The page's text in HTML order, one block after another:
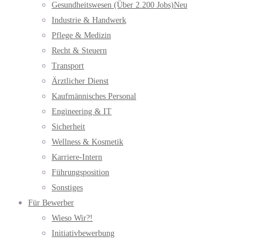
Gesundheitswesen (über 2.200 Jobs)Neu
Industrie & Handwerk
Pflege & Medizin
Recht & Steuern
Transport
Ärztlicher Dienst
Kaufmännisches Personal
Engineering & IT
Sicherheit
Wellness & Kosmetik
Karriere-Intern
Führungsposition
Sonstiges
Für Bewerber
Wieso Wir?!
Initiativbewerbung